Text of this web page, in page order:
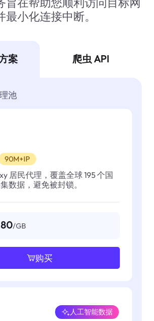
最小化连接中断。
案 爬虫 API
池
90M+IP
居民代理，覆盖全球 195 个国
数据，避免被封锁。
/GB
购买
人工智能数据